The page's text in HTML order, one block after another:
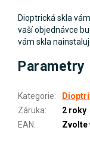
Dioptrická skla
vaší objednávce
vám skla
Parametry
Kategorie:
Záruka:
2 roky
EAN: Zvolte